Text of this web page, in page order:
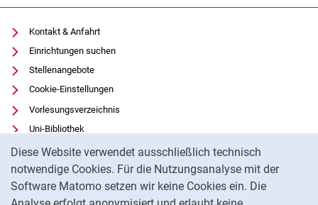
Diese Website verwendet ausschließlich technisch
notwendige Cookies. Für die Nutzungsanalyse mit der
Software Matomo setzen wir keine Cookies ein. Die
Kontakt & Anfahrt
Einrichtungen suchen
Stellenangebote
Cookie-Einstellungen
Vorlesungsverzeichnis
Uni-Bibliothek
Moodle
Panopto
Datenschutz